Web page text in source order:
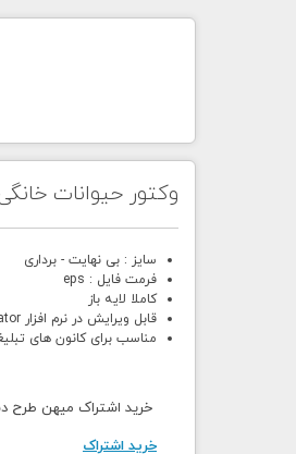
وکتور حیوانات
سایز : بی نهایت - برداری
فرمت فایل : eps
کاملا لایه باز
قابل ویرایش در نرم افزار Adobe illustrator و ...
مناسب برای کانون های
خرید اشتراک میهن طرح
خرید اشتراک